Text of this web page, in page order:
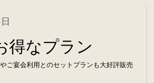
得なプラン
ご宴会利用とのセットプランも大好評販売